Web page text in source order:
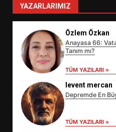
YAZARLARIMIZ
Özlem Özkan
Anayasa 66:
Tanım mı?
TÜM YAZILARI »
levent mercan
Depremde En
TÜM YAZILARI »